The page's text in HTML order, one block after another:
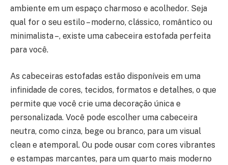
ambiente em um espaço charmoso e acolhedor. Seja
qual for o seu estilo – moderno, clássico, romântico ou
minimalista –, existe uma cabeceira estofada perfeita
para você.
As cabeceiras estofadas estão disponíveis em uma
infinidade de cores, tecidos, formatos e detalhes, o que
permite que você crie uma decoração única e
personalizada. Você pode escolher uma cabeceira
neutra, como cinza, bege ou branco, para um visual
clean e atemporal. Ou pode ousar com cores vibrantes
e estampas marcantes, para um quarto mais moderno